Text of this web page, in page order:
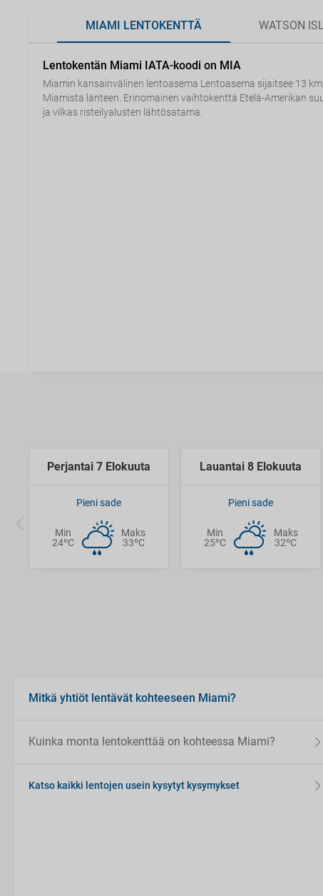
MIAMI LENTOKENTTÄ WATSON
Lentokentän Miami IATA-koodi on MIA
Miamin kansainvälinen lentoasema Lentoasema sijaitsee 13 km
Miamista länteen. Erinomainen vaihtokenttä Etelä-Amerikan
ja vilkas risteilyalusten lähtösatama.
Perjantai 7 Elokuuta
Pieni sade
Min
24ºC
Maks
33ºC
Lauantai 8 Elokuuta
Pieni sade
Min
25ºC
Maks
32ºC
Mitkä yhtiöt lentävät kohteeseen Miami?
Kuinka monta lentokenttää on kohteessa Miami?
Katso kaikki lentojen usein kysytyt kysymykset